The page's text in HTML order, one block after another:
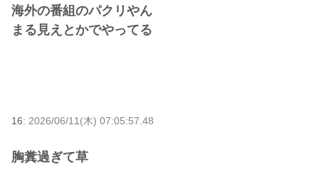
海外の番組のパクリやん
まる見えとかでやってる
16: 2026/06/11(木) 07:05:57.48
胸糞過ぎて草